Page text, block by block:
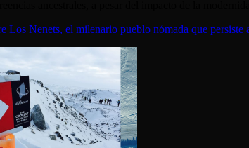
Los Nenets, el milenario pueblo nómada que